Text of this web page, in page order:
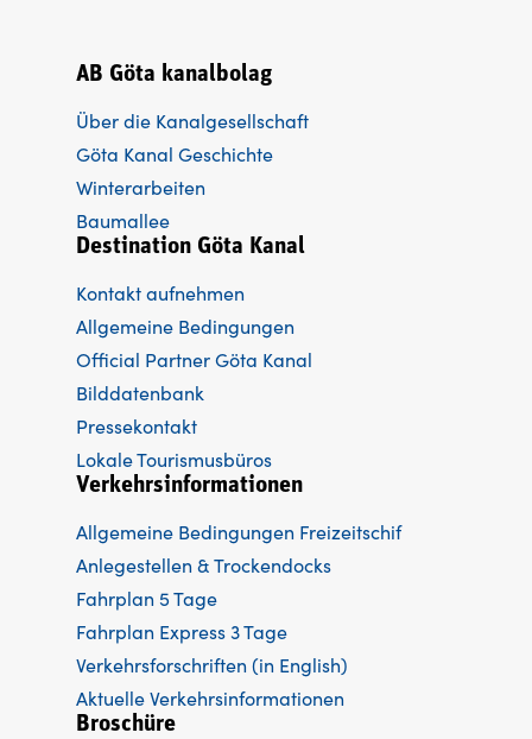
AB Göta kanalbolag
Über die Kanalgesellschaft
Göta Kanal Geschichte
Winterarbeiten
Baumallee
Destination Göta Kanal
Kontakt aufnehmen
Allgemeine Bedingungen
Official Partner Göta Kanal
Bilddatenbank
Pressekontakt
Lokale Tourismusbüros
Verkehrsinformationen
Allgemeine Bedingungen Freizeitschif
Anlegestellen & Trockendocks
Fahrplan 5 Tage
Fahrplan Express 3 Tage
Verkehrsforschriften (in English)
Aktuelle Verkehrsinformationen
Broschüre